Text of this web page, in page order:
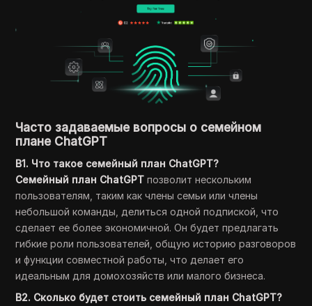
Часто задаваемые вопросы о семейном
плане ChatGPT
В1. Что такое семейный план ChatGPT?
Семейный план ChatGPT позволит нескольким
пользователям, таким как члены семьи или члены
небольшой команды, делиться одной подпиской, что
сделает ее более экономичной. Он будет предлагать
гибкие роли пользователей, общую историю разговоров
и функции совместной работы, что делает его
идеальным для домохозяйств или малого бизнеса.
В2. Сколько будет стоить семейный план ChatGPT?